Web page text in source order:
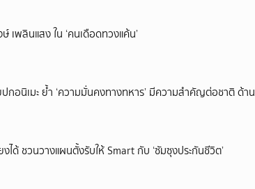
พลินแสง ใน ‘คนเดือดทวงแค้น’
กอนิเมะ ย้ำ ‘ความมั่นคงทางทหาร’ มีความสำคัญต่อชาติ ด้าน
งได้ ชวนวางแผนตั้งรับให้ Smart กับ ‘ซัมซุงประกันชีวิต’